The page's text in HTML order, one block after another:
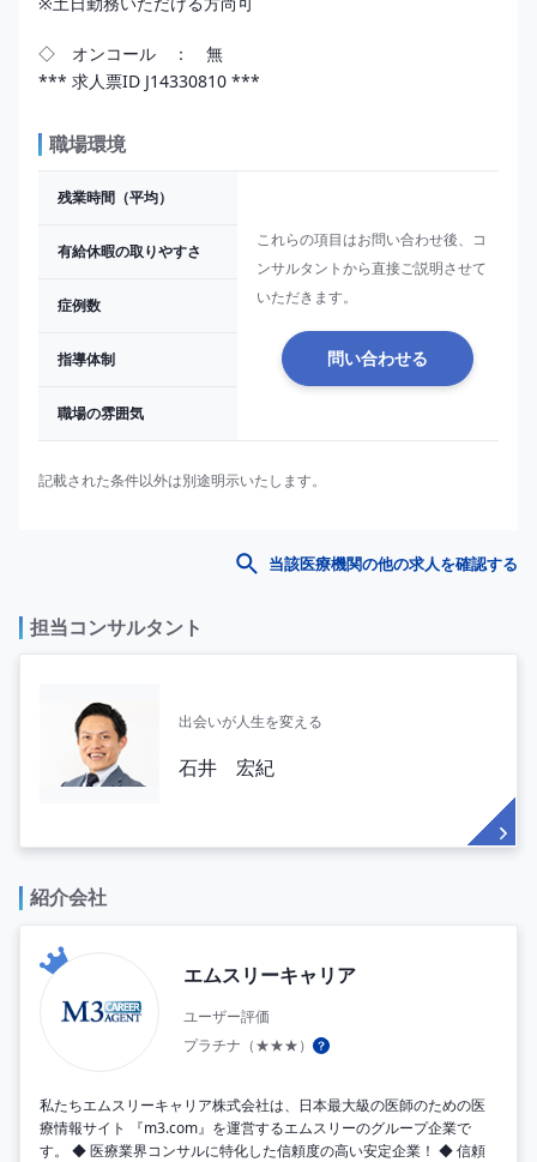
*** 求人票ID J14330810 ***
職場環境
残業時間（平均）
有給休暇の取りやすさ
症例数
指導体制
職場の雰囲気
これらの項目はお問い合わせ後、コ
ンサルタントから直接ご説明させて
いただきます。
問い合わせる
記載された条件以外は別途明示いたします。
当該医療機関の他の求人を確認する
担当コンサルタント
出会いが人生を変える
石井 宏紀
紹介会社
エムスリーキャリア
ユーザー評価
プラチナ（★★★）
私たちエムスリーキャリア株式会社は、日本最大級の医師のための医
療情報サイト 『m3.com』を運営するエムスリーのグループ企業で
す。 ◆ 医療業界コンサルに特化した信頼度の高い安定企業！ ◆ 信頼